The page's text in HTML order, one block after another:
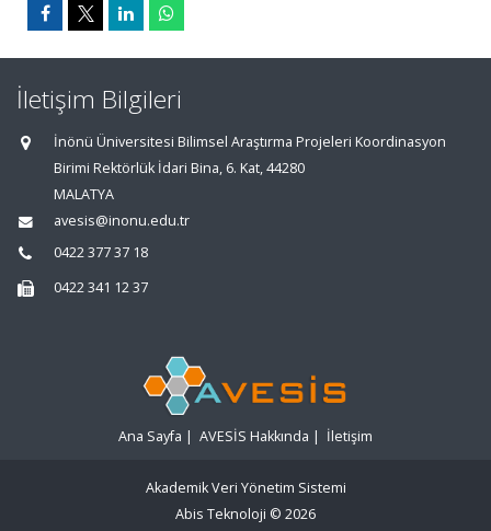
İletişim Bilgileri
İnönü Üniversitesi Bilimsel Araştırma Projeleri Koordinasyon
Birimi Rektörlük İdari Bina, 6. Kat, 44280
MALATYA
avesis@inonu.edu.tr
0422 377 37 18
0422 341 12 37
Ana Sayfa | AVESİS Hakkında | İletişim
Akademik Veri Yönetim Sistemi
Abis Teknoloji © 2026